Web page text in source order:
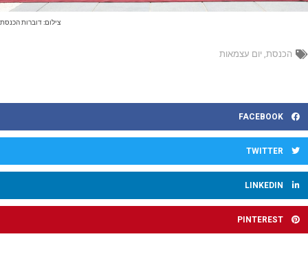
צילום: דוברות הכנסת
הכנסת,יום עצמאות
FACEBOOK
TWITTER
LINKEDIN
PINTEREST